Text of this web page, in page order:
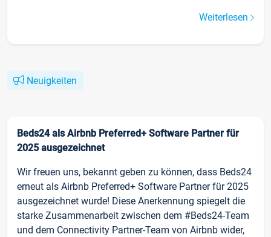
Weiterlesen
Neuigkeiten
Beds24 als Airbnb Preferred+ Software Partner für
2025 ausgezeichnet
Wir freuen uns, bekannt geben zu können, dass Beds24
erneut als Airbnb Preferred+ Software Partner für 2025
ausgezeichnet wurde! Diese Anerkennung spiegelt die
starke Zusammenarbeit zwischen dem #Beds24-Team
und dem Connectivity Partner-Team von Airbnb wider,